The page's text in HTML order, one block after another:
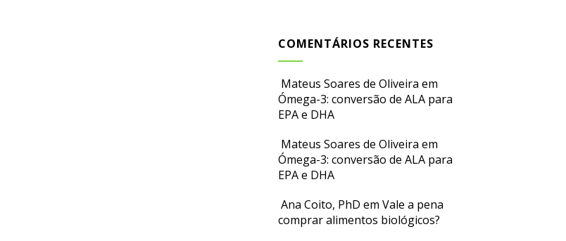
COMENTÁRIOS RECENTES
Mateus Soares de Oliveira em
Ómega-3: conversão de ALA para
EPA e DHA
Mateus Soares de Oliveira em
Ómega-3: conversão de ALA para
EPA e DHA
Ana Coito, PhD em Vale a pena
comprar alimentos biológicos?